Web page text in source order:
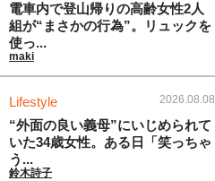
電車内で登山帰りの高齢女性2人
組が“まさかの行為”。リュックを
使っ...
maki
Lifestyle 2026.08.08
“外面の良い義母”にいじめられて
いた34歳女性。ある日「笑っちゃ
う...
鈴木詩子